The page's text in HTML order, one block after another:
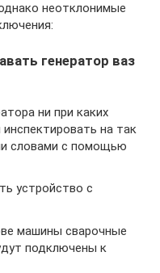
неотклонимые
генератор ваз
ни при каких
на так
словами с помощью
устройство с
машины сварочные
подключены к